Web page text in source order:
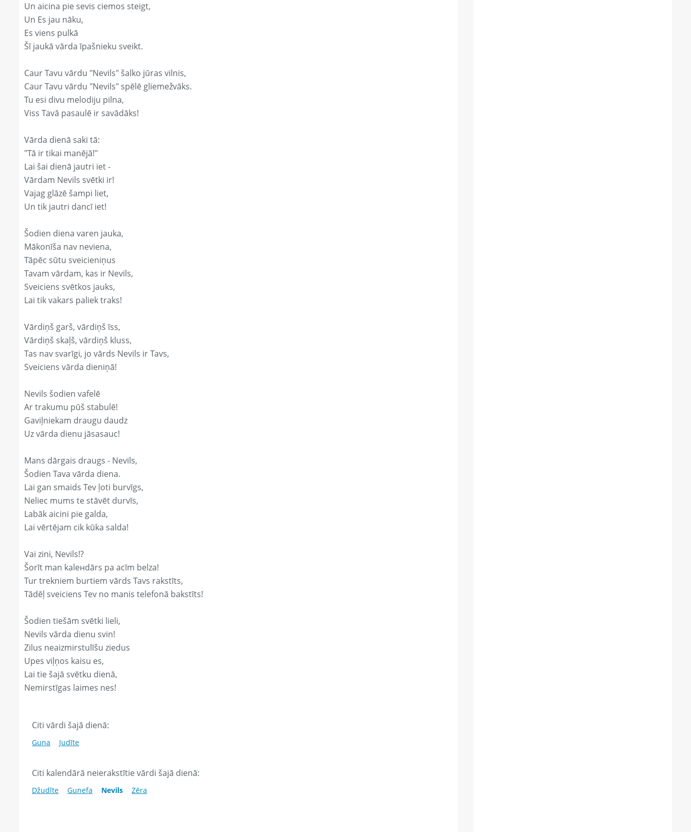
Un aicina pie sevis ciemos steigt,
Un Es jau nāku,
Es viens pulkā
Šī jaukā vārda īpašnieku sveikt.
Caur Tavu vārdu "Nevils" šalko jūras vilnis,
Caur Tavu vārdu "Nevils" spēlē gliemežvāks.
Tu esi divu melodiju pilna,
Viss Tavā pasaulē ir savādāks!
Vārda dienā saki tā:
"Tā ir tikai manējā!"
Lai šai dienā jautri iet -
Vārdam Nevils svētki ir!
Vajag glāzē šampi liet,
Un tik jautri dancī iet!
Šodien diena varen jauka,
Mākonīša nav neviena,
Tāpēc sūtu sveicieniņus
Tavam vārdam, kas ir Nevils,
Sveiciens svētkos jauks,
Lai tik vakars paliek traks!
Vārdiņš garš, vārdiņš īss,
Vārdiņš skaļš, vārdiņš kluss,
Tas nav svarīgi, jo vārds Nevils ir Tavs,
Sveiciens vārda dieniņā!
Nevils šodien vafelē
Ar trakumu pūš stabulē!
Gaviļniekam draugu daudz
Uz vārda dienu jāsasauc!
Mans dārgais draugs - Nevils,
Šodien Tava vārda diena.
Lai gan smaids Tev ļoti burvīgs,
Neliec mums te stāvēt durvīs,
Labāk aicini pie galda,
Lai vērtējam cik kūka salda!
Vai zini, Nevils!?
Šorīt man kaleнdārs pa acīm belza!
Tur trekniem burtiem vārds Tavs rakstīts,
Tādēļ sveiciens Tev no manis telefonā bakstīts!
Šodien tiešām svētki lieli,
Nevils vārda dienu svin!
Zilus neaizmirstulīšu ziedus
Upes viļņos kaisu es,
Lai tie šajā svētku dienā,
Nemirstīgas laimes nes!
Citi vārdi šajā dienā:
Guna Judīte
Citi kalendārā neierakstītie vārdi šajā dienā:
Džudīte Gunefa Nevils Zēra